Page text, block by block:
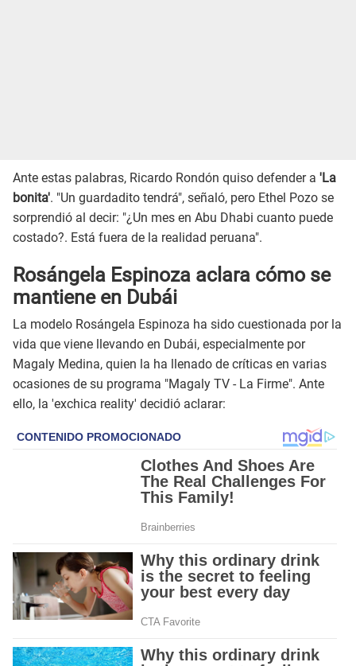
Ante estas palabras, Ricardo Rondón quiso defender a 'La
bonita'. "Un guardadito tendrá", señaló, pero Ethel Pozo se
sorprendió al decir: "¿Un mes en Abu Dhabi cuanto puede
costado?. Está fuera de la realidad peruana".
Rosángela Espinoza aclara cómo se
mantiene en Dubái
La modelo Rosángela Espinoza ha sido cuestionada por la
vida que viene llevando en Dubái, especialmente por
Magaly Medina, quien la ha llenado de críticas en varias
ocasiones de su programa "Magaly TV - La Firme". Ante
ello, la 'exchica reality' decidió aclarar: